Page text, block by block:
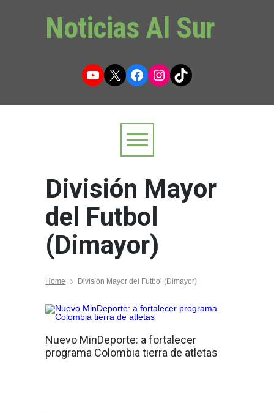
Noticias Al Sur
YouTube
X Facebook
Instagram
TikTok
División Mayor
del Futbol
(Dimayor)
Home División Mayor del Futbol (Dimayor)
Nuevo MinDeporte: a fortalecer
programa Colombia tierra de atletas